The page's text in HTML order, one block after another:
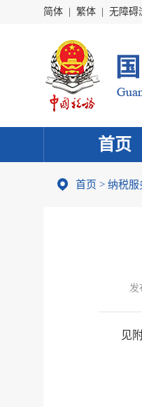
简体 繁体 无障碍
首页
首页 > 纳税服
发
见